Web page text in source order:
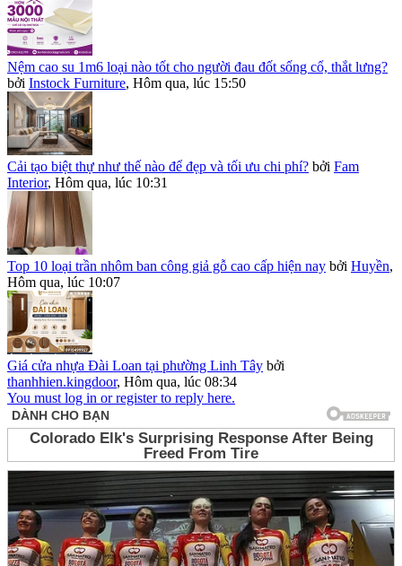
Nệm cao su 1m6 loại nào tốt cho người đau đốt sống cổ, thắt lưng?
bởi Instock Furniture, Hôm qua, lúc 15:50
Cải tạo biệt thự như thế nào để đẹp và tối ưu chi phí? bởi Fam
Interior, Hôm qua, lúc 10:31
Top 10 loại trần nhôm ban công giả gỗ cao cấp hiện nay bởi Huyền,
Hôm qua, lúc 10:07
Giá cửa nhựa Đài Loan tại phường Linh Tây bởi
thanhhien.kingdoor, Hôm qua, lúc 08:34
You must log in or register to reply here.